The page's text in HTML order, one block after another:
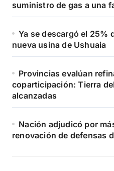
suministro de gas a una
Ya se descargó el 25%
nueva usina de Ushuaia
Provincias evalúan
coparticipación: Tierra
alcanzadas
Nación adjudicó por
renovación de defensas